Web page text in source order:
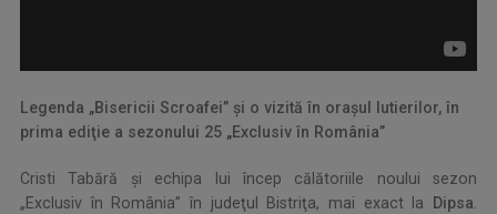
Legenda „Bisericii Scroafei” şi o vizită în oraşul lutierilor, în
prima ediţie a sezonului 25 „Exclusiv în România”
Cristi Tabără şi echipa lui încep călătoriile noului sezon
„Exclusiv în România” în judeţul Bistriţa, mai exact la
Dipsa